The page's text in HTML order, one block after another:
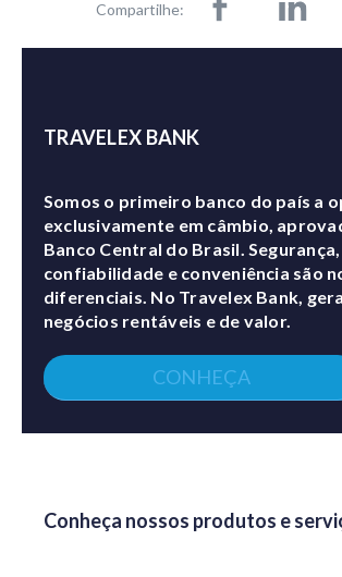
Compartilhe:
TRAVELEX BANK
Somos o primeiro banco do país a
exclusivamente em câmbio,
Banco Central do Brasil. Segurança,
confiabilidade e conveniência são
diferenciais. No Travelex Bank,
negócios rentáveis e de valor.
CONHEÇA
Conheça nossos produtos e